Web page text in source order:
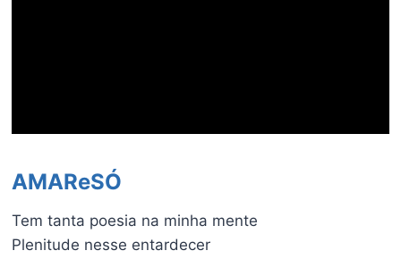
AMAReSÓ
Tem tanta poesia na minha mente
Plenitude nesse entardecer